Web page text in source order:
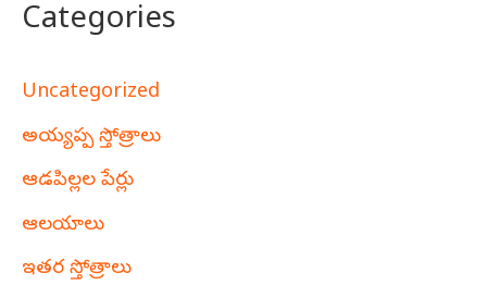
Categories
Uncategorized
అయ్యప్ప స్తోత్రాలు
ఆడపిల్లల పేర్లు
ఆలయాలు
ఇతర స్తోత్రాలు